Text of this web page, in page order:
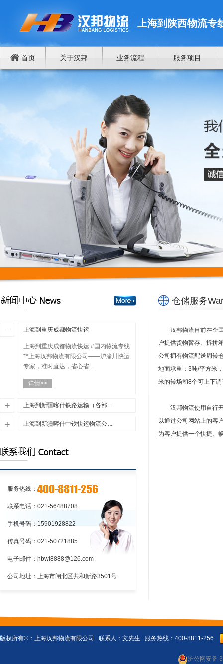
上海到陕西物流专
首页 关于汉邦 业务流程 服务项目
上海到重庆成都物流快运
上海到重庆成都物流快运 #国内物流专线
**上海汉邦物流有限公司——沪渝川快运
专家，准时直达，省心省...
详情>>
上海到新疆喀什铁路运输（各部门积极服务旅客安全有序出行）
优质上海到新疆喀什铁路运输，上海至
务热线400-8811-...
上海到新疆喀什中铁快运物流公司（央行将推出1000亿元再贷款支持交通运输、物流仓储业融资）
海至新疆喀什中铁快运运输公司，一站
式上海到新疆喀什中铁快运物流公司，
24小时服务热线400-8...
服务热线：
联系电话：021-56488708
手机号码：15901928822
传真号码：021-50721885
电子邮件：hbwl8888@126.com
公司地址：上海市闸北区共和新路3501号
仓储服务
汉邦物流目前在全
户提供货物暂存、拆拼
公司拥有物流配送周转
地面承重：3吨/平方米
米的转场和8个可上下
汉邦物流使用自行
以通过公司网站上的客
为客户提供一个快捷、
版权所有©： 上海汉邦物流有限公司 联系人：文先生 服务热线：400-8811-256
沪公网安备